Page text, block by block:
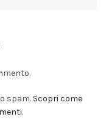
spam. Scopri come
.